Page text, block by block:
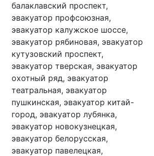
балаклавский проспект,
эвакуатор профсоюзная,
эвакуатор калужское шоссе,
эвакуатор рябиновая, эвакуатор
кутузовский проспект,
эвакуатор тверская, эвакуатор
охотный ряд, эвакуатор
театральная, эвакуатор
пушкинская, эвакуатор китай-
город, эвакуатор лубянка,
эвакуатор новокузнецкая,
эвакуатор белорусская,
эвакуатор павелецкая,